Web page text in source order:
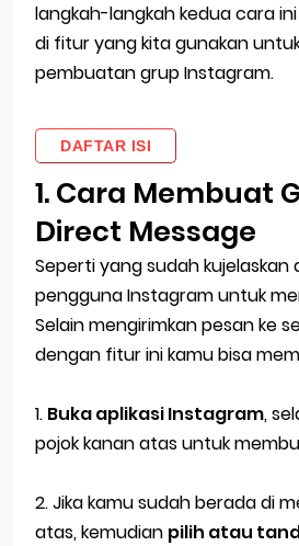
langkah-langkah kedua cara
di fitur yang kita gunakan
pembuatan grup Instagram.
DAFTAR ISI
1. Cara Membuat
Direct Message
Seperti yang sudah
pengguna Instagram untuk
Selain mengirimkan pesan ke
dengan fitur ini kamu bisa
1. Buka aplikasi Instagram,
pojok kanan atas untuk
2. Jika kamu sudah berada di
atas, kemudian pilih atau